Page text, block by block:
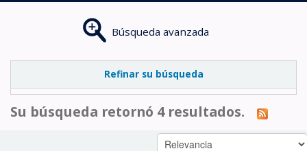
Búsqueda avanzada
Refinar su búsqueda
Su búsqueda retornó 4 resultados.